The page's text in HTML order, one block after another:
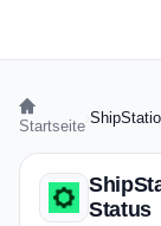
Startseite
Status